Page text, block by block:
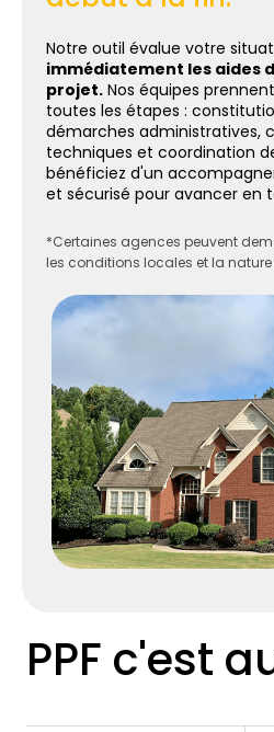
Notre outil évalue votre
immédiatement les aides
projet. Nos équipes
toutes les étapes :
démarches administratives,
techniques et coordination
bénéficiez d'un
et sécurisé pour avancer en
*Certaines agences peuvent
les conditions locales et la
PPF c'est